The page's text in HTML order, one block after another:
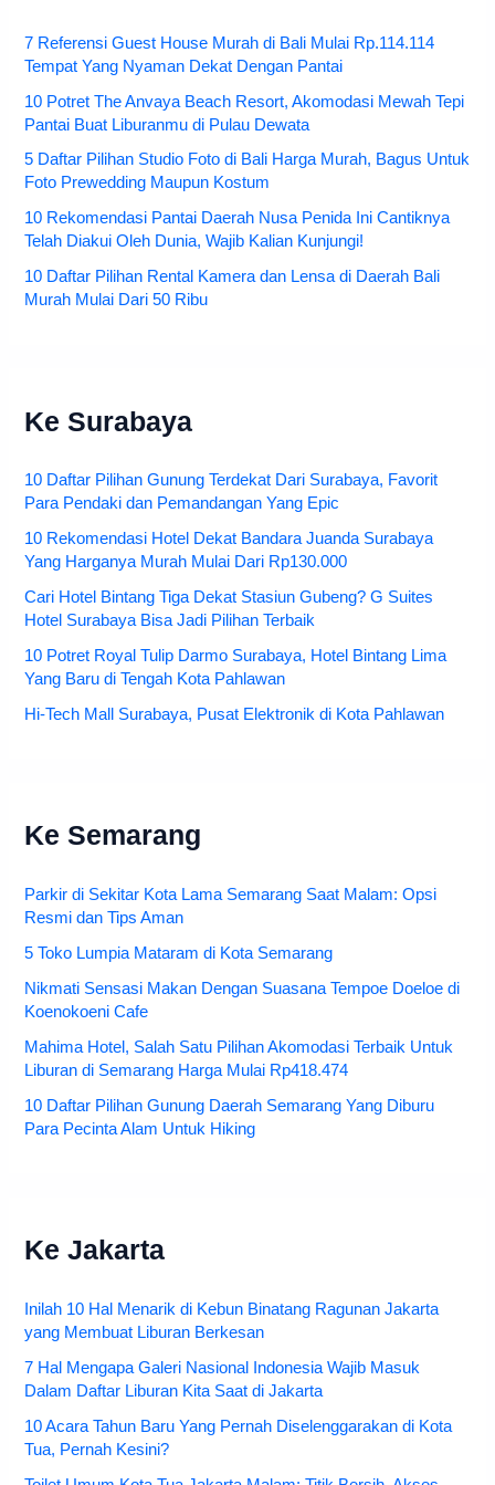
7 Referensi Guest House Murah di Bali Mulai Rp.114.114
Tempat Yang Nyaman Dekat Dengan Pantai
10 Potret The Anvaya Beach Resort, Akomodasi Mewah Tepi
Pantai Buat Liburanmu di Pulau Dewata
5 Daftar Pilihan Studio Foto di Bali Harga Murah, Bagus Untuk
Foto Prewedding Maupun Kostum
10 Rekomendasi Pantai Daerah Nusa Penida Ini Cantiknya
Telah Diakui Oleh Dunia, Wajib Kalian Kunjungi!
10 Daftar Pilihan Rental Kamera dan Lensa di Daerah Bali
Murah Mulai Dari 50 Ribu
Ke Surabaya
10 Daftar Pilihan Gunung Terdekat Dari Surabaya, Favorit
Para Pendaki dan Pemandangan Yang Epic
10 Rekomendasi Hotel Dekat Bandara Juanda Surabaya
Yang Harganya Murah Mulai Dari Rp130.000
Cari Hotel Bintang Tiga Dekat Stasiun Gubeng? G Suites
Hotel Surabaya Bisa Jadi Pilihan Terbaik
10 Potret Royal Tulip Darmo Surabaya, Hotel Bintang Lima
Yang Baru di Tengah Kota Pahlawan
Hi-Tech Mall Surabaya, Pusat Elektronik di Kota Pahlawan
Ke Semarang
Parkir di Sekitar Kota Lama Semarang Saat Malam: Opsi
Resmi dan Tips Aman
5 Toko Lumpia Mataram di Kota Semarang
Nikmati Sensasi Makan Dengan Suasana Tempoe Doeloe di
Koenokoeni Cafe
Mahima Hotel, Salah Satu Pilihan Akomodasi Terbaik Untuk
Liburan di Semarang Harga Mulai Rp418.474
10 Daftar Pilihan Gunung Daerah Semarang Yang Diburu
Para Pecinta Alam Untuk Hiking
Ke Jakarta
Inilah 10 Hal Menarik di Kebun Binatang Ragunan Jakarta
yang Membuat Liburan Berkesan
7 Hal Mengapa Galeri Nasional Indonesia Wajib Masuk
Dalam Daftar Liburan Kita Saat di Jakarta
10 Acara Tahun Baru Yang Pernah Diselenggarakan di Kota
Tua, Pernah Kesini?